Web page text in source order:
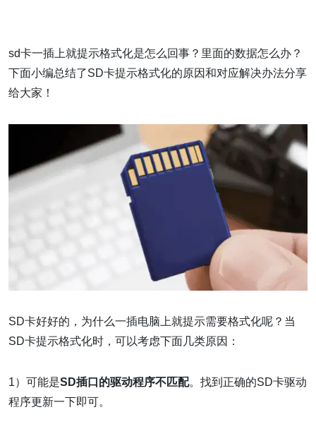
sd卡一插上就提示格式化是怎么回事？里面的数据怎么办？
下面小编总结了SD卡提示格式化的原因和对应解决办法分享
给大家！
SD卡好好的，为什么一插电脑上就提示需要格式化呢？当
SD卡提示格式化时，可以考虑下面几类原因：
1）可能是SD插口的驱动程序不匹配。找到正确的SD卡驱动
程序更新一下即可。